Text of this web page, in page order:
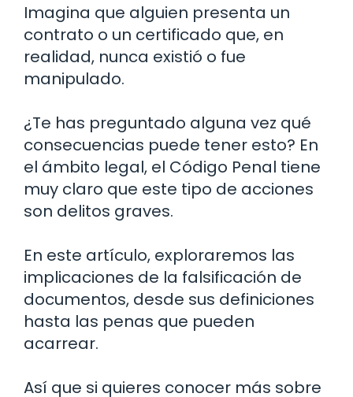
Imagina que alguien presenta un
contrato o un certificado que, en
realidad, nunca existió o fue
manipulado.
¿Te has preguntado alguna vez qué
consecuencias puede tener esto? En
el ámbito legal, el Código Penal tiene
muy claro que este tipo de acciones
son delitos graves.
En este artículo, exploraremos las
implicaciones de la falsificación de
documentos, desde sus definiciones
hasta las penas que pueden
acarrear.
Así que si quieres conocer más sobre